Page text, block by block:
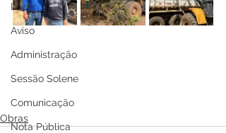
Lazer
Aviso
Administração
Sessão Solene
Comunicação
Nota Pública
Obras